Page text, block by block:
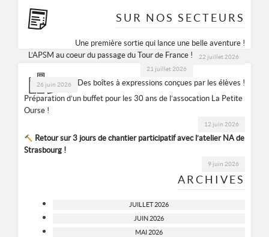
SUR NOS SECTEURS
Une première sortie qui lance une belle aventure !
22 juillet 2026
L’APSM au coeur du passage du Tour de France !
21 juillet 2026
Des boîtes à expressions conçues par les élèves !
26 juin 2026
Préparation d’un buffet pour les 30 ans de l’assocation La Petite
Ourse !
12 juin 2026
Retour sur 3 jours de chantier participatif avec l’atelier NA de
Strasbourg !
9 juin 2026
ARCHIVES
JUILLET 2026
JUIN 2026
MAI 2026